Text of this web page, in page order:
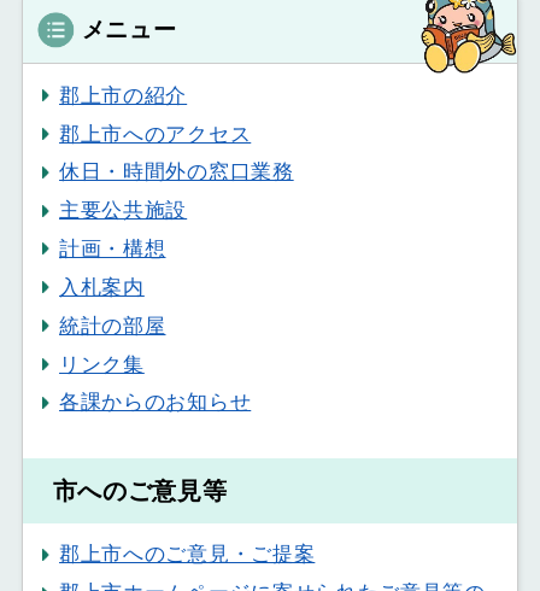
メニュー
郡上市の紹介
郡上市へのアクセス
休日・時間外の窓口業務
主要公共施設
計画・構想
入札案内
統計の部屋
リンク集
各課からのお知らせ
市へのご意見等
郡上市へのご意見・ご提案